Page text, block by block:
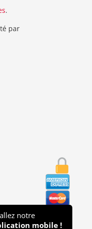
.
par
notre
mobile !